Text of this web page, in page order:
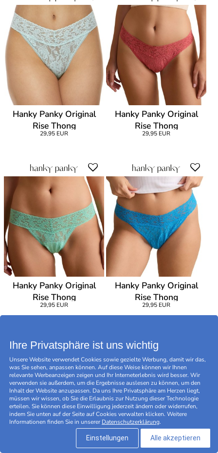
Hanky Panky Original
Rise Thong
29,95 EUR
Hanky Panky Original
Rise Thong
29,95 EUR
Hanky Panky Original
Rise Thong
29,95 EUR
Hanky Panky Original
Rise Thong
29,95 EUR
Ihre Privatsphäre ist uns wichtig
Unsere Website verwendet Cookies sowie gezielte Werbung, damit wir das,
was Sie sehen, anpassen können. Auf diese Weise können wir Ihnen
relevante Werbeanzeigen zeigen und Ihr Interneterlebnis wird besser. Wir
verwenden sie außerdem, um die Ergebnisse auslesen zu können, um den
Inhalt der Website anzupassen. Da uns Ihre Privatsphäre am Herzen liegt,
müssen wir wissen, ob Sie die Erlaubnis zur Nutzung dieser Technologie
erteilen. Sie können diese Einwilligung jederzeit ändern oder widerrufen,
indem Sie unten auf der Seite auf Cookies verwalten klicken. Weitere
Informationen finden Sie in unsererDatenschutzerklärung.
Einstellungen Alle akzeptieren